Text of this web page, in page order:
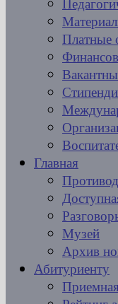
Платные
Главная
Музей
Архив
Абитуриенту